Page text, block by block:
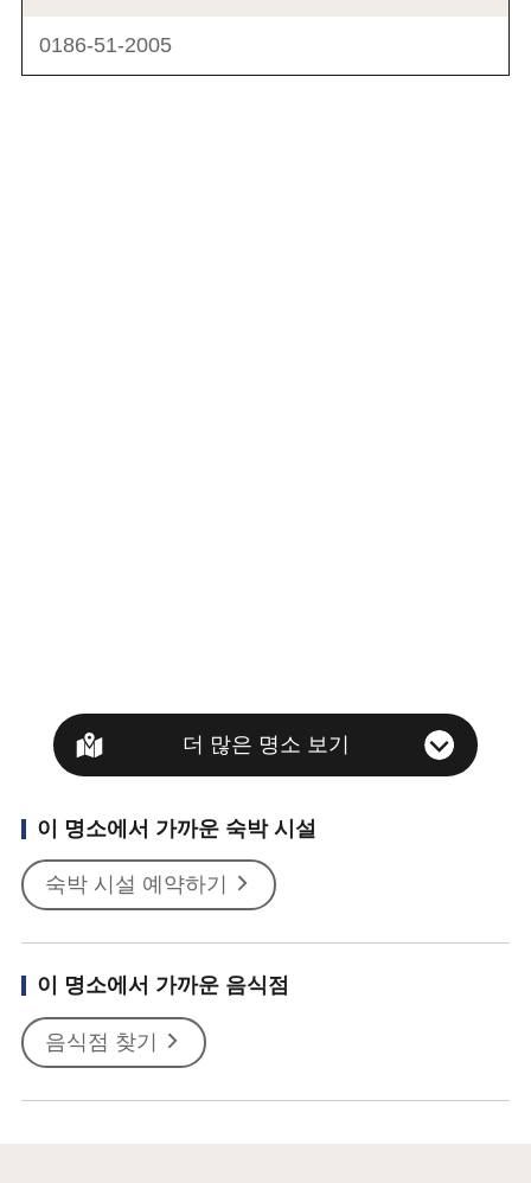
0186-51-2005
더 많은 명소 보기
이 명소에서 가까운 숙박 시설
숙박 시설 예약하기
이 명소에서 가까운 음식점
음식점 찾기